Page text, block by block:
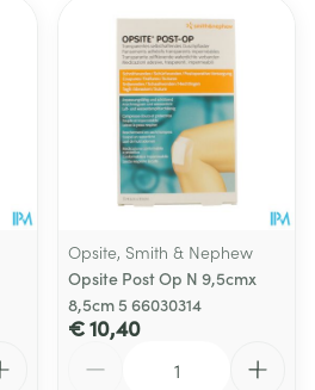
Opsite, Smith & Nephew
Opsite Post Op N 9,5cmx
8,5cm 5 66030314
€ 10,40